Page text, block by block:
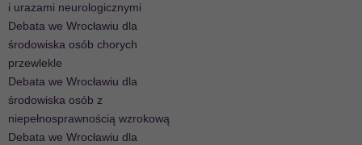
i urazami neurologicznymi
Debata we Wrocławiu dla
środowiska osób chorych
przewlekle
Debata we Wrocławiu dla
środowiska osób z
niepełnosprawnością wzrokową
Debata we Wrocławiu dla